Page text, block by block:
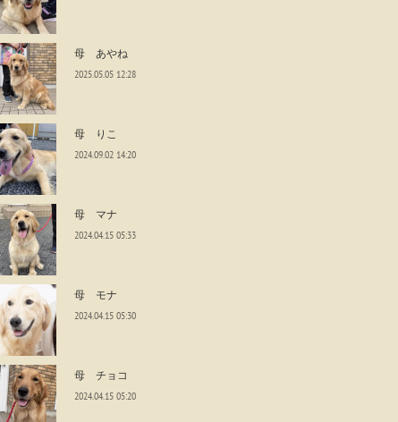
母 あやね
2025.05.05 12:28
母 りこ
2024.09.02 14:20
母 マナ
2024.04.15 05:33
母 モナ
2024.04.15 05:30
母 チョコ
2024.04.15 05:20